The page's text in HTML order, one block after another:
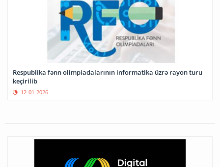
Respublika fənn olimpiadalarının informatika üzrə rayon turu
keçirilib
12-01-2026